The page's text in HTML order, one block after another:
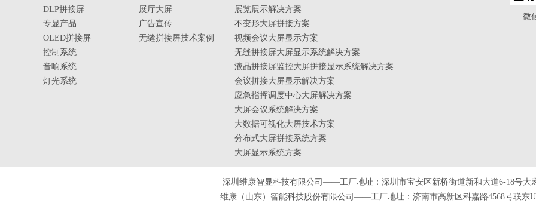
DLP拼接屏
专显产品
OLED拼接屏
控制系统
音响系统
灯光系统
展厅大屏
广告宣传
无缝拼接屏技术案例
展览展示解决方案
不变形大屏拼接方案
视频会议大屏显示方案
无缝拼接屏大屏显示系统解决方案
液晶拼接屏监控大屏拼接显示系统解决方案
会议拼接大屏显示解决方案
应急指挥调度中心大屏解决方案
大屏会议系统解决方案
大数据可视化大屏技术方案
分布式大屏拼接系统方案
大屏显示系统方案
微
深圳维康智显科技有限公司——工厂地址：深圳市宝安区新桥街道新和大道6-18号大
维康（山东）智能科技股份有限公司——工厂地址：济南市高新区科嘉路4568号联东